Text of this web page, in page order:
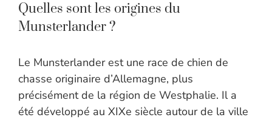
Quelles sont les origines du
Munsterlander ?
Le Munsterlander est une race de chien de
chasse originaire d’Allemagne, plus
précisément de la région de Westphalie. Il a
été développé au XIXe siècle autour de la ville